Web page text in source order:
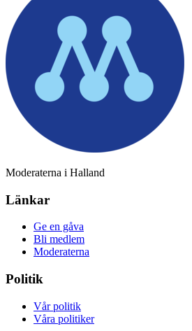
Moderaterna i Halland
Länkar
Ge en gåva
Bli medlem
Moderaterna
Politik
Vår politik
Våra politiker